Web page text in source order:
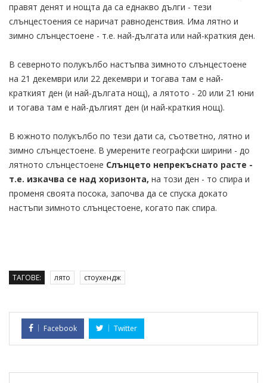
правят денят и нощта да са еднакво дълги - тези
слънцестоения се наричат равноденствия. Има лятно и
зимно слънцестоене - т.е. най-дългата или най-краткия ден.
В северното полукълбо настъпва зимното слънцестоене
на 21 декември или 22 декември и тогава там е най-
краткият ден (и най-дългата нощ), а лятото - 20 или 21 юни
и тогава там е най-дългият ден (и най-краткия нощ).
В южното полукълбо по тези дати са, съответно, лятно и
зимно слънцестоене. В умерените географски ширини - до
лятното слънцестоене Слънцето непрекъснато расте -
т.е. изкачва се над хоризонта, на този ден - то спира и
променя своята посока, започва да се спуска докато
настъпи зимното слънцестоене, когато пак спира.
ТАГОВЕ: лято стоухендж
Facebook Twitter